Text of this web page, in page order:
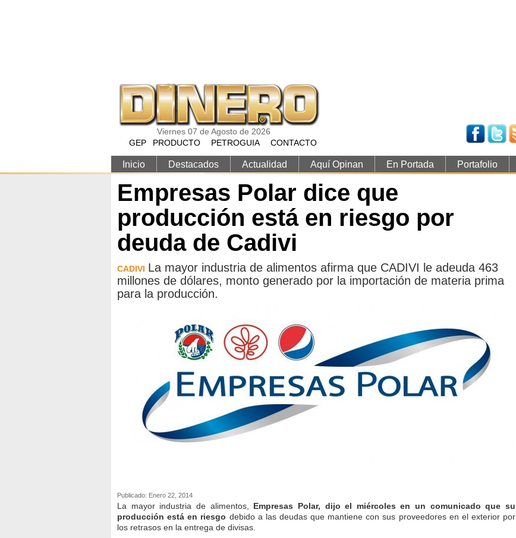
Viernes 07 de Agosto de 2026
GEP PRODUCTO PETROGUIA CONTACTO
Inicio Destacados Actualidad Aquí Opinan En Portada Portafolio
Empresas Polar dice que
producción está en riesgo por
deuda de Cadivi
CADIVI La mayor industria de alimentos afirma que CADIVI le adeuda 463
millones de dólares, monto generado por la importación de materia prima
para la producción.
Publicado: Enero 22, 2014
La mayor industria de alimentos,
Empresas Polar, dijo el miércoles en un comunicado que su
producción está en riesgo debido a las deudas que mantiene con sus proveedores en el exterior por
los retrasos en la entrega de divisas.